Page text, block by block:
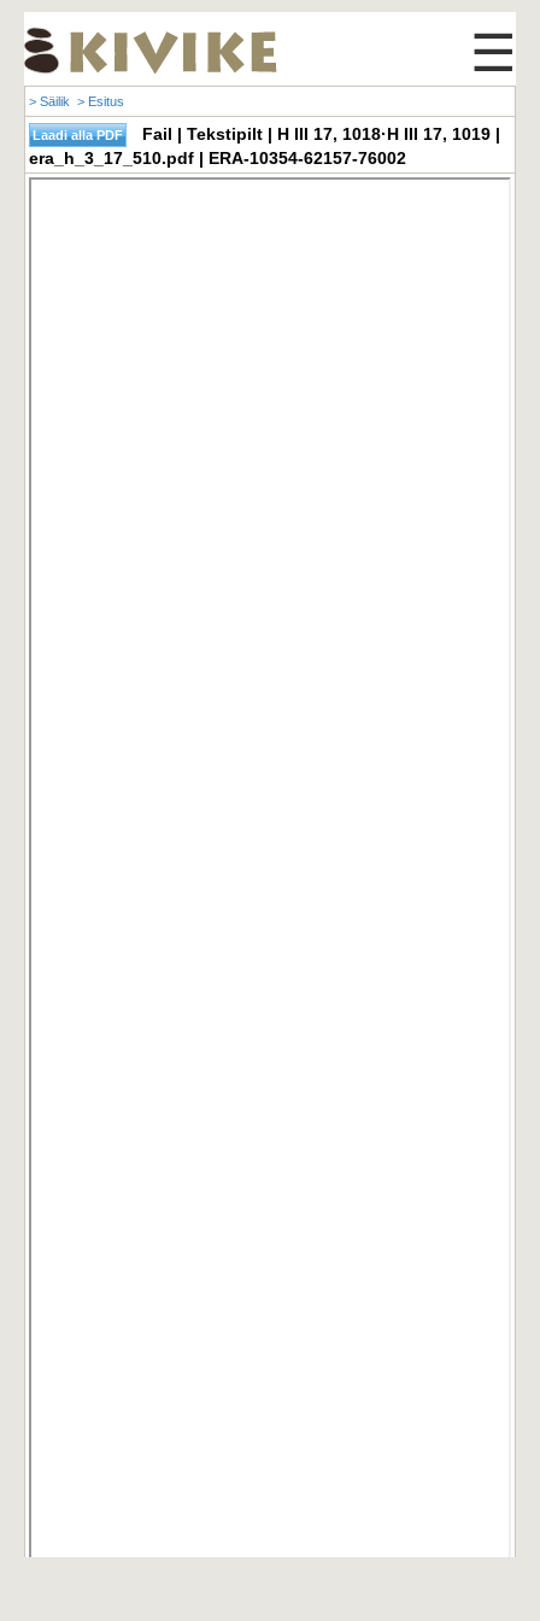
☰
> Säilik > Esitus
Fail | Tekstipilt | H III 17, 1018·H III 17, 1019 |
era_h_3_17_510.pdf | ERA-10354-62157-76002